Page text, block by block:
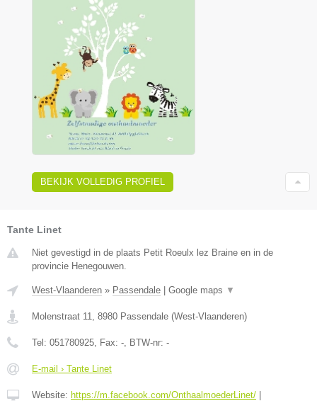
BEKIJK VOLLEDIG PROFIEL
Tante Linet
Niet gevestigd in de plaats Petit Roeulx lez Braine en in de
provincie Henegouwen.
West-Vlaanderen » Passendale | Google maps ▼
Molenstraat 11 8980 Passendale (West-Vlaanderen)
Tel: 051780925 , Fax: - , BTW-nr: -
E-mail › Tante Linet
Website: https://m.facebook.com/OnthaalmoederLinet/ |